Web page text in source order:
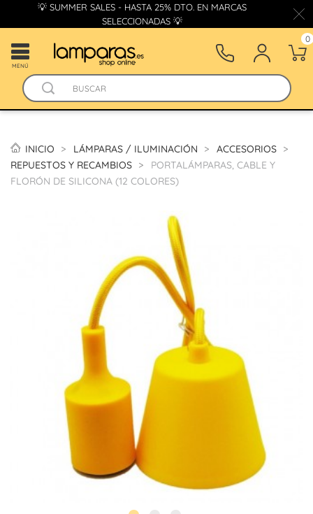
💡 SUMMER SALES - HASTA 25% DTO. EN MARCAS
SELECCIONADAS 💡
MENÚ
0
INICIO LÁMPARAS / ILUMINACIÓN
ACCESORIOS
REPUESTOS Y RECAMBIOS
PORTALÁMPARAS, CABLE Y
FLORÓN DE SILICONA (12 COLORES)